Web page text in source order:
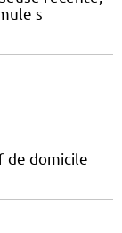
s
de domicile